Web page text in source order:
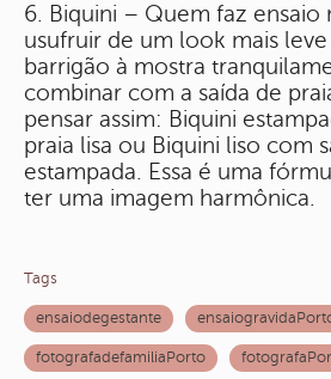
6. Biquini – Quem faz ensaio
usufruir de um look mais
barrigão à mostra
combinar com a saída de
pensar assim: Biquini
praia lisa ou Biquini liso com
estampada. Essa é uma
ter uma imagem harmônica.
Tags
ensaiodegestante
fotografadefamiliaPorto